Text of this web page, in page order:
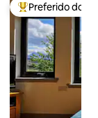
Entre os
Preferido dos